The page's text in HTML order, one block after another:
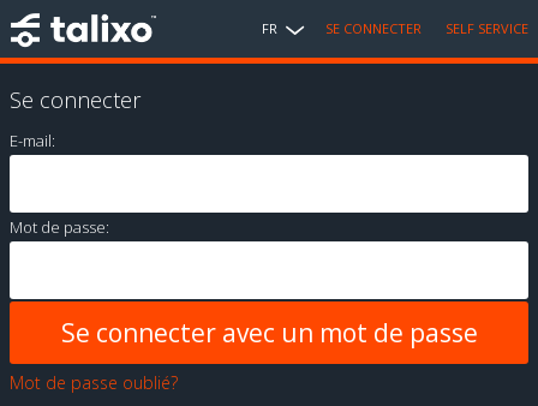
FR SE CONNECTER SELF SERVICE
Se connecter
E-mail:
Mot de passe:
Mot de passe oublié?